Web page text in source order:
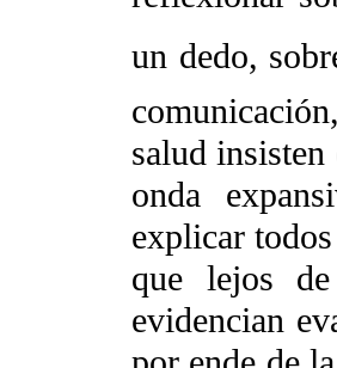
un dedo,
salud insisten
onda
explicar
que lejos
evidencian